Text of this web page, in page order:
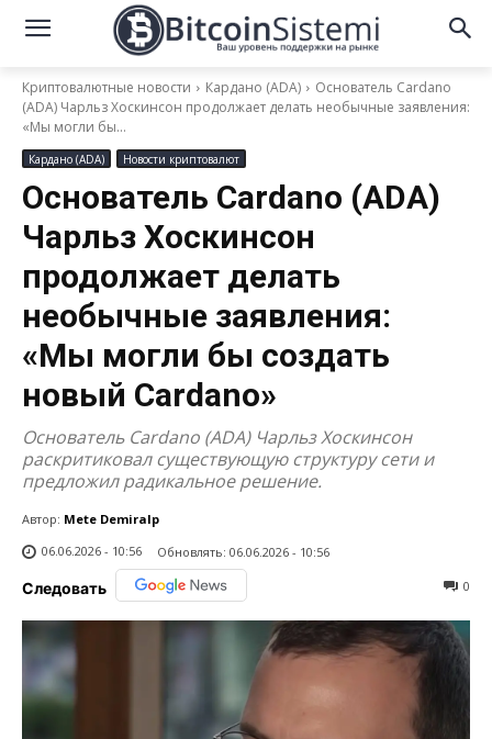
Криптовалютные новости Кардано (ADA)
Основатель Cardano
(ADA) Чарльз Хоскинсон продолжает делать необычные заявления:
«Мы могли бы...
Кардано (ADA) Новости криптовалют
Основатель Cardano (ADA)
Чарльз Хоскинсон
продолжает делать
необычные заявления:
«Мы могли бы создать
новый Cardano»
Основатель Cardano (ADA) Чарльз Хоскинсон
раскритиковал существующую структуру сети и
предложил радикальное решение.
Автор: Mete Demiralp
06.06.2026 - 10:56
Обновлять: 06.06.2026 - 10:56
Следовать 0